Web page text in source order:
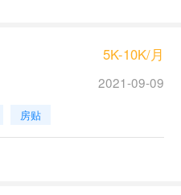
5K-10K/月
2021-09-09
房贴